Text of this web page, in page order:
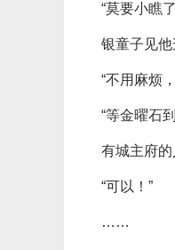
“莫要小瞧
银童子见他
“不用麻烦
“等金曜石
有城主府
“可以！”
……